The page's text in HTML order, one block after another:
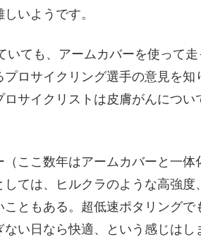
いようです。
ても、アームカバーを使って走
ロサイクリング選手の意見を知
サイクリストは皮膚がんについ
ここ数年はアームカバーと一体
ては、ヒルクラのような高強度
ともある。超低速ポタリングで
い日なら快適、という感じはし